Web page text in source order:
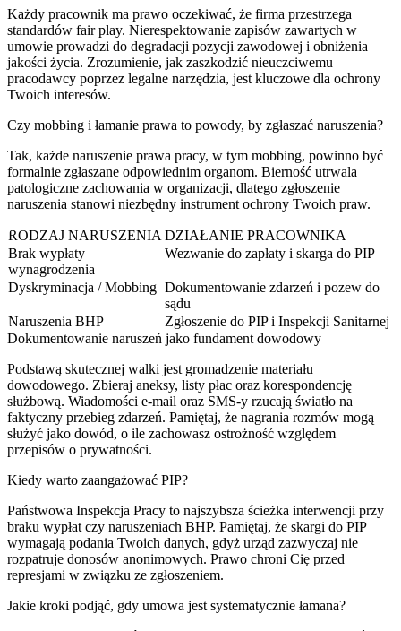
Każdy pracownik ma prawo oczekiwać, że firma przestrzega
standardów fair play. Nierespektowanie zapisów zawartych w
umowie prowadzi do degradacji pozycji zawodowej i obniżenia
jakości życia. Zrozumienie, jak zaszkodzić nieuczciwemu
pracodawcy poprzez legalne narzędzia, jest kluczowe dla ochrony
Twoich interesów.
Czy mobbing i łamanie prawa to powody, by zgłaszać naruszenia?
Tak, każde naruszenie prawa pracy, w tym mobbing, powinno być
formalnie zgłaszane odpowiednim organom. Bierność utrwala
patologiczne zachowania w organizacji, dlatego zgłoszenie
naruszenia stanowi niezbędny instrument ochrony Twoich praw.
RODZAJ NARUSZENIA DZIAŁANIE PRACOWNIKA
Brak wypłaty
wynagrodzenia
Wezwanie do zapłaty i skarga do PIP
Dyskryminacja / Mobbing Dokumentowanie zdarzeń i pozew do
sądu
Naruszenia BHP
Zgłoszenie do PIP i Inspekcji Sanitarnej
Dokumentowanie naruszeń jako fundament dowodowy
Podstawą skutecznej walki jest gromadzenie materiału
dowodowego. Zbieraj aneksy, listy płac oraz korespondencję
służbową. Wiadomości e-mail oraz SMS-y rzucają światło na
faktyczny przebieg zdarzeń. Pamiętaj, że nagrania rozmów mogą
służyć jako dowód, o ile zachowasz ostrożność względem
przepisów o prywatności.
Kiedy warto zaangażować PIP?
Państwowa Inspekcja Pracy to najszybsza ścieżka interwencji przy
braku wypłat czy naruszeniach BHP. Pamiętaj, że skargi do PIP
wymagają podania Twoich danych, gdyż urząd zazwyczaj nie
rozpatruje donosów anonimowych. Prawo chroni Cię przed
represjami w związku ze zgłoszeniem.
Jakie kroki podjąć, gdy umowa jest systematycznie łamana?